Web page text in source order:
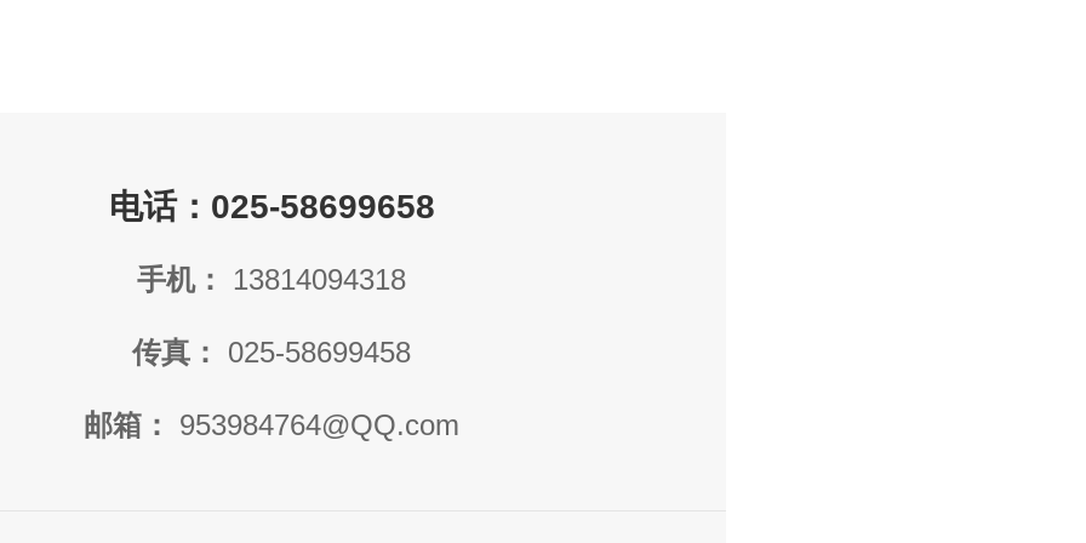
电话：025-58699658
手机： 13814094318
传真： 025-58699458
邮箱： 953984764@QQ.com